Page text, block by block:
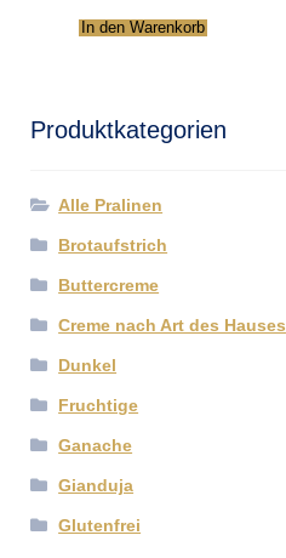
In den Warenkorb
Produktkategorien
Alle Pralinen
Brotaufstrich
Buttercreme
Creme nach Art des Hauses
Dunkel
Fruchtige
Ganache
Gianduja
Glutenfrei